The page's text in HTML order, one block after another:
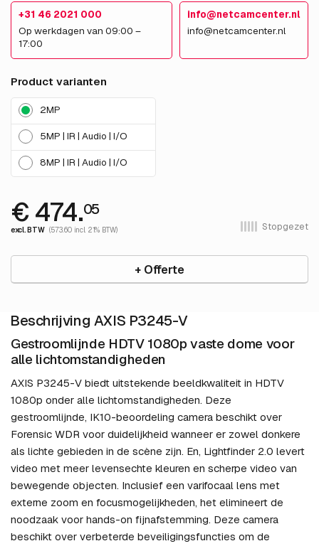
+31 46 2021 000
Op werkdagen van 09:00 –
17:00
info@netcamcenter.nl
info@netcamcenter.nl
Product varianten
2MP
5MP | IR | Audio | I/O
8MP | IR | Audio | I/O
€ 474.05
excl. BTW (573.60 incl. 21% BTW) Stopgezet
+ Offerte
Beschrijving AXIS P3245-V
Gestroomlijnde HDTV 1080p vaste dome voor
alle lichtomstandigheden
AXIS P3245-V biedt uitstekende beeldkwaliteit in HDTV
1080p onder alle lichtomstandigheden. Deze
gestroomlijnde, IK10-beoordeling camera beschikt over
Forensic WDR voor duidelijkheid wanneer er zowel donkere
als lichte gebieden in de scène zijn. En, Lightfinder 2.0 levert
video met meer levensechte kleuren en scherpe video van
bewegende objecten. Inclusief een varifocaal lens met
externe zoom en focusmogelijkheden, het elimineert de
noodzaak voor hands-on fijnafstemming. Deze camera
beschikt over verbeterde beveiligingsfuncties om de